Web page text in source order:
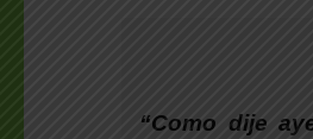
“Como dije